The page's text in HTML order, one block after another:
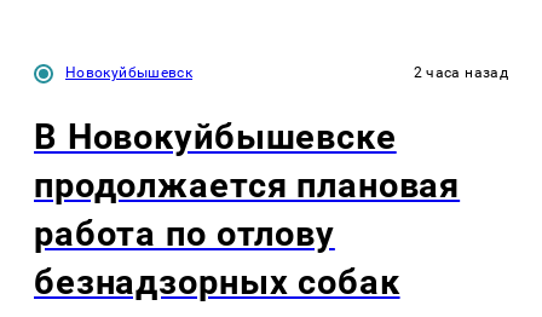
Новокуйбышевск 2 часа назад
В Новокуйбышевске
продолжается плановая
работа по отлову
безнадзорных собак